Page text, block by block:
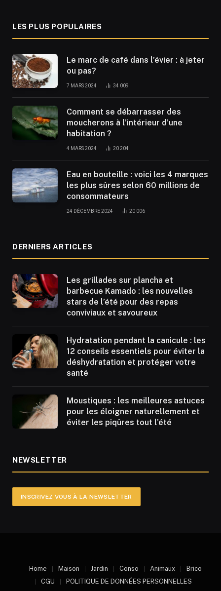
LES PLUS POPULAIRES
Le marc de café dans l’évier : à jeter
ou pas?
7 MARS 2024 34 009
Comment se débarrasser des
moucherons à l’intérieur d’une
habitation ?
4 MARS 2024 20 204
Eau en bouteille : voici les 4 marques
les plus sûres selon 60 millions de
consommateurs
24 DÉCEMBRE 2024 20 006
DERNIERS ARTICLES
Les grillades sur plancha et
barbecue Kamado : les nouvelles
stars de l’été pour des repas
conviviaux et savoureux
Hydratation pendant la canicule : les
12 conseils essentiels pour éviter la
déshydratation et protéger votre
santé
Moustiques : les meilleures astuces
pour les éloigner naturellement et
éviter les piqûres tout l’été
NEWSLETTER
INSCRIVEZ VOUS À LA NEWSLETTER
Home Maison Jardin Conso Animaux
Brico
CGU
POLITIQUE DE DONNÉES PERSONNELLES